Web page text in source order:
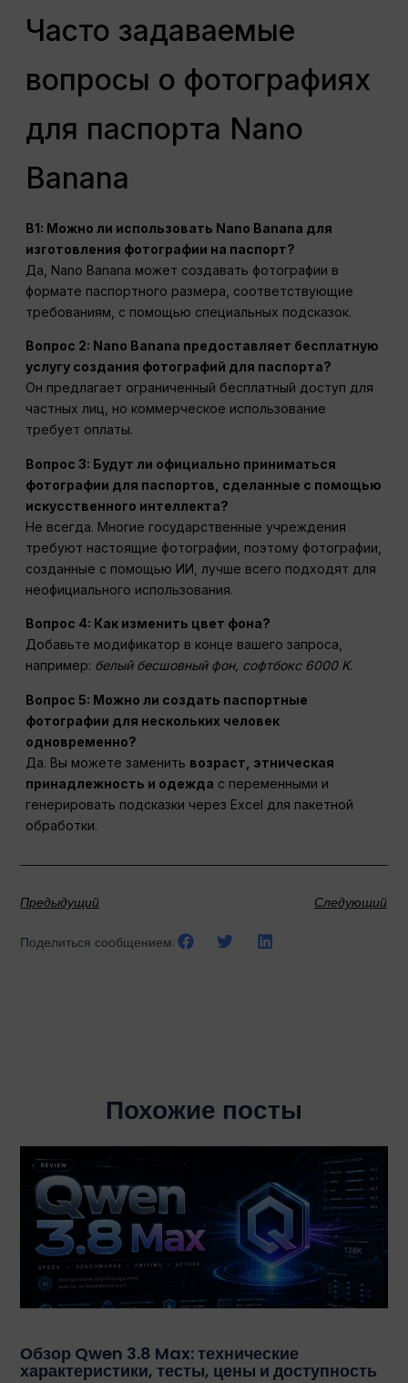
Часто задаваемые
вопросы о фотографиях
для паспорта Nano
Banana
В1: Можно ли использовать Nano Banana для
изготовления фотографии на паспорт?
Да, Nano Banana может создавать фотографии в
формате паспортного размера, соответствующие
требованиям, с помощью специальных подсказок.
Вопрос 2: Nano Banana предоставляет бесплатную
услугу создания фотографий для паспорта?
Он предлагает ограниченный бесплатный доступ для
частных лиц, но коммерческое использование
требует оплаты.
Вопрос 3: Будут ли официально приниматься
фотографии для паспортов, сделанные с помощью
искусственного интеллекта?
Не всегда. Многие государственные учреждения
требуют настоящие фотографии, поэтому фотографии,
созданные с помощью ИИ, лучше всего подходят для
неофициального использования.
Вопрос 4: Как изменить цвет фона?
Добавьте модификатор в конце вашего запроса,
например: белый бесшовный фон, софтбокс 6000 K.
Вопрос 5: Можно ли создать паспортные
фотографии для нескольких человек
одновременно?
Да. Вы можете заменить возраст, этническая
принадлежность и одежда с переменными и
генерировать подсказки через Excel для пакетной
обработки.
Предыдущий Следующий
Поделиться сообщением:
Похожие посты
Обзор Qwen 3.8 Max: технические
характеристики, тесты, цены и доступность